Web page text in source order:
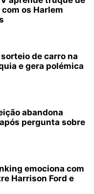
os Harlem
de carro na
e gera polémica
abandona
pergunta sobre
emociona com
Harrison Ford e